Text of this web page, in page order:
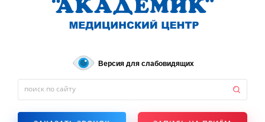
Версия для слабовидящих